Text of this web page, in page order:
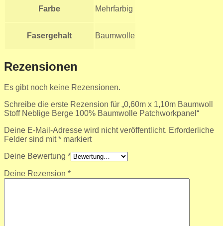
Farbe Mehrfarbig
Fasergehalt Baumwolle
Rezensionen
Es gibt noch keine Rezensionen.
Schreibe die erste Rezension für „0,60m x 1,10m Baumwoll
Stoff Neblige Berge 100% Baumwolle Patchworkpanel“
Deine E-Mail-Adresse wird nicht veröffentlicht. Erforderliche
Felder sind mit* markiert
Deine Bewertung *
Deine Rezension *